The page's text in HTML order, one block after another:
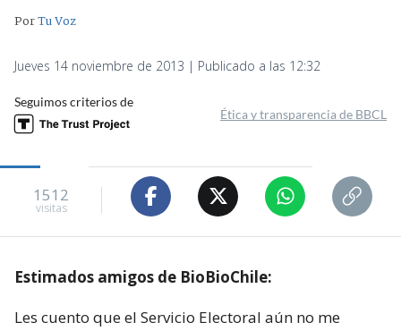
PorTu Voz
Jueves 14 noviembre de 2013 | Publicado a las 12:32
Seguimos criterios de
Ética y transparencia de BBCL
1512
visitas
Estimados amigos de BioBioChile:
Les cuento que el Servicio Electoral aún no me